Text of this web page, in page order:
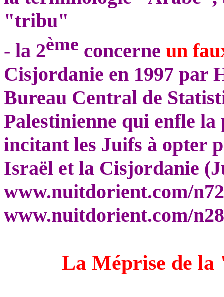
"tribu"
- la 2ème concerne un
Cisjordanie en 1997 par
Bureau Central de
Palestinienne qui enfle
incitant les Juifs à opter
Israël et la Cisjordanie
www.nuitdorient.com/
www.nuitdorient.com/
La Méprise de